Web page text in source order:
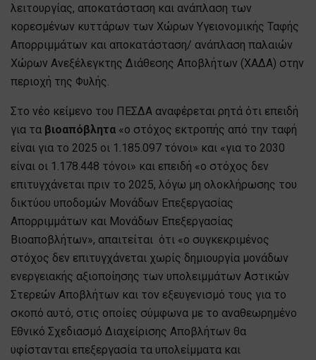
λειτουργίας, αποκατάσταση και ανάπλαση των
κορεσμένων κυττάρων των Χώρων Υγειονομικής Ταφής
Απορριμμάτων και αποκατάσταση/ ανάπλαση παλαιών
Χώρων Ανεξέλεγκτης Διάθεσης Αποβλήτων (ΧΑΔΑ) στην
περιοχή της Φυλής.
Στο νέο κείμενο του ΠΕΣΔΑ αναφέρεται ρητά ότι επειδή
για τα βιοαπόβλητα «ο στόχος εκτροπής από την ταφή
είναι για το 2025 οι 1.185.097 τόνοι» και «για το 2030
είναι οι 1.178.448 τόνοι» και επειδή «ο στόχος δεν
επιτυγχάνεται πριν το 2025, λόγω μη ολοκλήρωσης του
δικτύου υποδομών Μονάδων Επεξεργασίας
Απορριμμάτων και Μονάδων Επεξεργασίας
Βιοαποβλήτων», απαιτείται ότι «ο συγκεκριμένος
στόχος δεν επιτυγχάνεται χωρίς δημιουργία μονάδων
ενεργειακής αξιοποίησης των υπολειμμάτων Αστικών
Στερεών Αποβλήτων και τον εξευγενισμό τους για το
σκοπό αυτό, στις οποίες σύμφωνα με το αναθεωρημένο
Εθνικό Σχεδιασμό Διαχείρισης Αποβλήτων θα
υφίστανται επεξεργασία τα υπολείμματα και